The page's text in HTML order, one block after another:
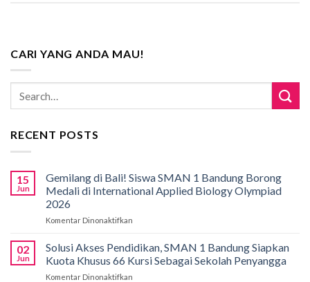
CARI YANG ANDA MAU!
RECENT POSTS
15
Jun
Gemilang di Bali! Siswa SMAN 1 Bandung Borong
Medali di International Applied Biology Olympiad
2026
Komentar Dinonaktifkan
di
Bali!
Siswa
02
Jun
Solusi Akses Pendidikan, SMAN 1 Bandung Siapkan
Kuota Khusus 66 Kursi Sebagai Sekolah Penyangga
Komentar Dinonaktifkan